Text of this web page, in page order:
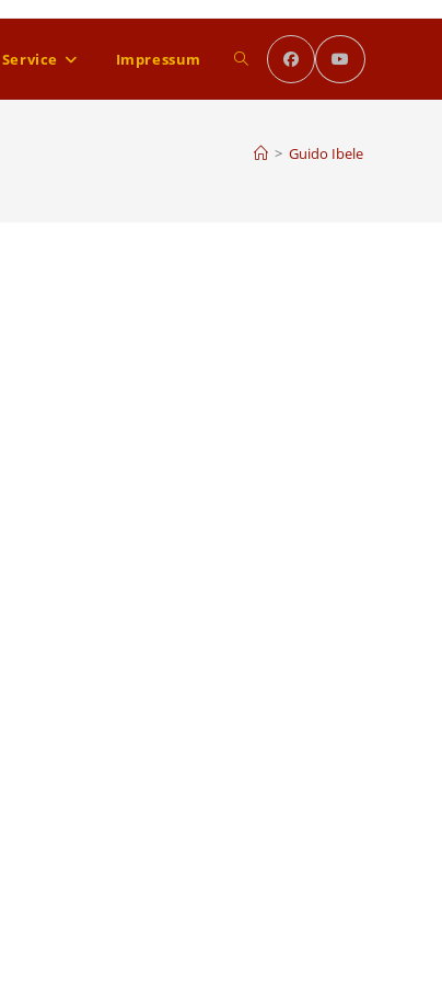
Service Impressum Website-
Suche
> Guido Ibele